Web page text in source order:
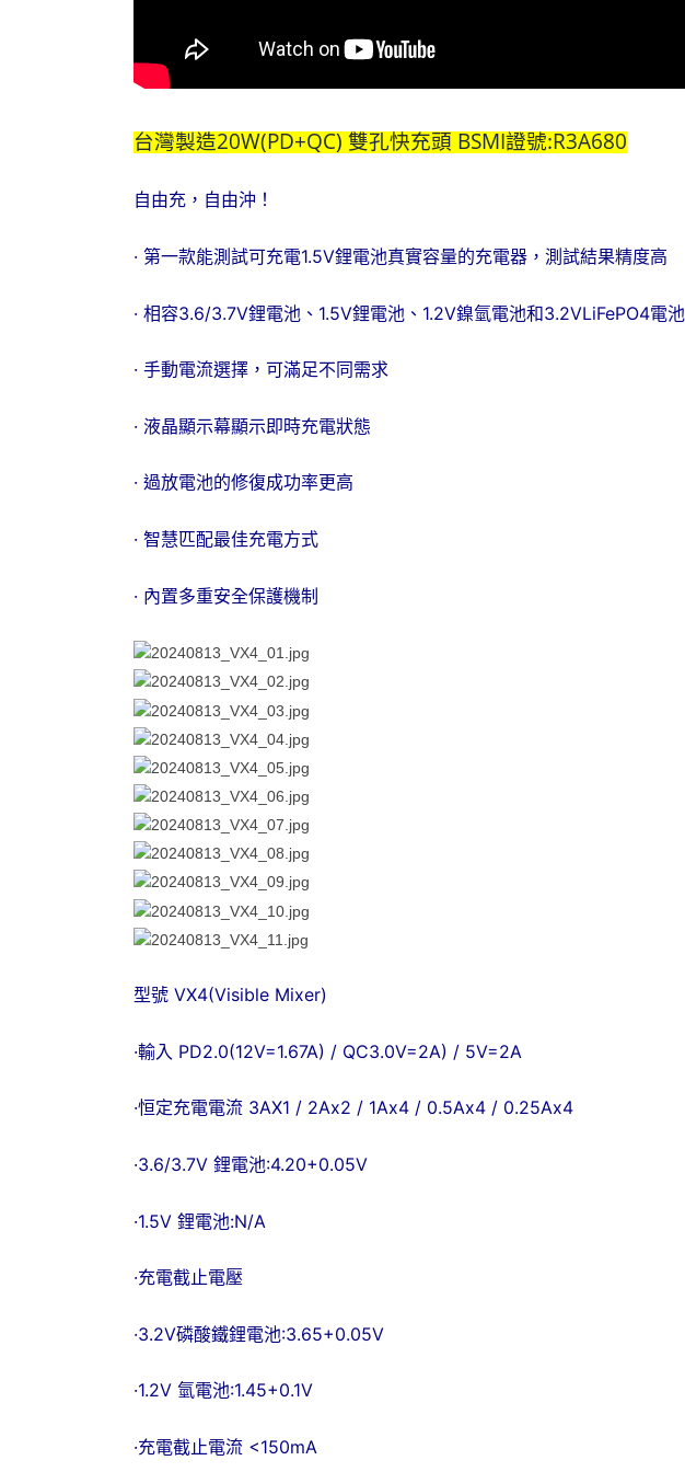
台灣製造20W(PD+QC) 雙孔快充頭 BSMI證號:R3A680
自由充，自由沖！
· 第一款能測試可充電1.5V鋰電池真實容量的充電器，測試結果精度高
· 相容3.6/3.7V鋰電池、1.5V鋰電池、1.2V鎳氫電池和3.2VLiFePO4電池
· 手動電流選擇，可滿足不同需求
· 液晶顯示幕顯示即時充電狀態
· 過放電池的修復成功率更高
· 智慧匹配最佳充電方式
· 內置多重安全保護機制
型號 VX4(Visible Mixer)
·輸入 PD2.0(12V=1.67A) / QC3.0V=2A) / 5V=2A
·恒定充電電流 3AX1 / 2Ax2 / 1Ax4 / 0.5Ax4 / 0.25Ax4
·3.6/3.7V 鋰電池:4.20+0.05V
·1.5V 鋰電池:N/A
·充電截止電壓
·3.2V磷酸鐵鋰電池:3.65+0.05V
·1.2V 氫電池:1.45+0.1V
·充電截止電流 <150mA